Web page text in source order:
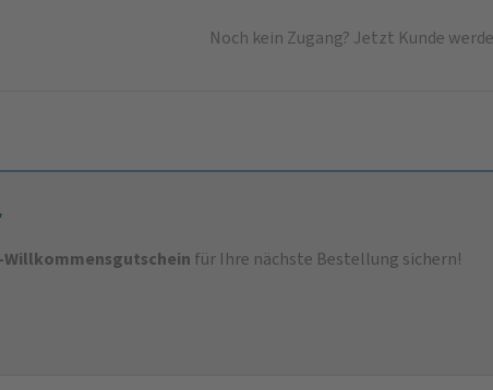
Noch kein Zugang? Jetzt Kunde
Willkommensgutschein für Ihre nächste Bestellung sichern!